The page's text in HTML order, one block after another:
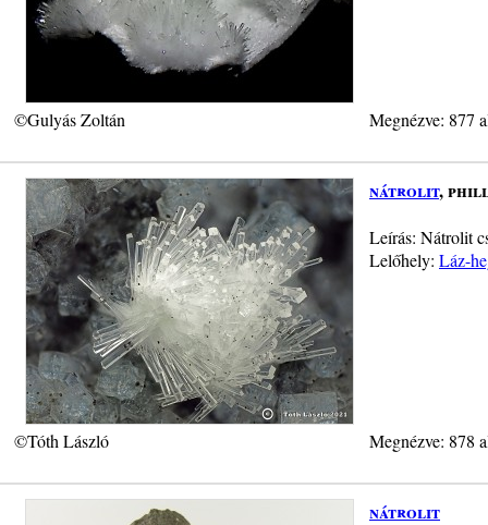
©Gulyás Zoltán Megnézve: 877
nátrolit,
Leírás: Nátrolit
Lelőhely: Láz-
©Tóth László Megnézve: 878
nátrolit